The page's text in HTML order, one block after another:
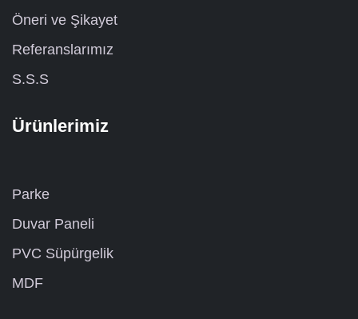
Öneri ve Şikayet
Referanslarımız
S.S.S
Ürünlerimiz
Parke
Duvar Paneli
PVC Süpürgelik
MDF